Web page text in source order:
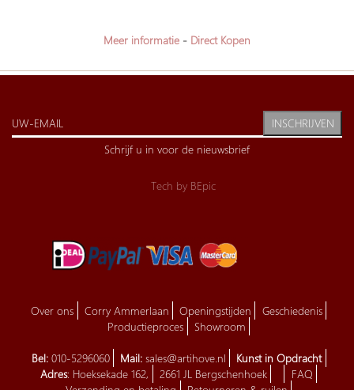
Meer informatie - Direct Kopen
INSCHRIJVEN
Schrijf u in voor de nieuwsbrief
Tech by BEpic
Over ons Corry Ammerlaan Openingstijden
Geschiedenis
Productieproces
Showroom
Bel: 010-5296060 Mail: sales@artihove.nl
Kunst in Opdracht
Adres: Hoeksekade 162, 2661 JL Bergschenhoek
FAQ